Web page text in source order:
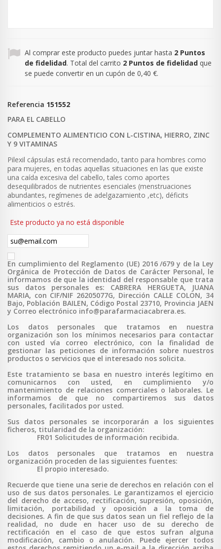
Al comprar este producto puedes juntar hasta 2 Puntos
de fidelidad. Total del carrito 2 Puntos de fidelidad que
se puede convertir en un cupón de 0,40 €.
Referencia 151552
PARA EL CABELLO
COMPLEMENTO ALIMENTICIO CON L-CISTINA, HIERRO, ZINC
Y 9 VITAMINAS
Pilexil cápsulas está recomendado, tanto para hombres como
para mujeres, en todas aquellas situaciones en las que existe
una caída excesiva del cabello, tales como aportes
desequilibrados de nutrientes esenciales (menstruaciones
abundantes, regímenes de adelgazamiento ,etc), déficits
alimenticios o estrés.
Este producto ya no está disponible
En cumplimiento del Reglamento (UE) 2016 /679 y de la Ley
Orgánica de Protección de Datos de Carácter Personal, le
informamos de que la identidad del responsable que trata
sus datos personales es: CABRERA HERGUETA, JUANA
MARIA, con CIF/NIF 26205077G, Dirección CALLE COLON, 34
Bajo, Población BAILEN, Código Postal 23710, Provincia JAEN
y Correo electrónico info@parafarmaciacabrera.es.
Los datos personales que tratamos en nuestra
organización son los mínimos necesarios para contactar
con usted vía correo electrónico, con la finalidad de
gestionar las peticiones de información sobre nuestros
productos o servicios que el interesado nos solicita.
Este tratamiento se basa en nuestro interés legítimo en
comunicarnos con usted, en cumplimiento y/o
mantenimiento de relaciones comerciales o laborales. Le
informamos de que no compartiremos sus datos
personales, facilitados por usted.
Sus datos personales se incorporarán a los siguientes
ficheros, titularidad de la organización:
FR01 Solicitudes de información recibida.
Los datos personales que tratamos en nuestra
organización proceden de las siguientes fuentes:
El propio interesado.
Recuerde que tiene una serie de derechos en relación con el
uso de sus datos personales. Le garantizamos el ejercicio
del derecho de acceso, rectificación, supresión, oposición,
limitación, portabilidad y oposición a la toma de
decisiones. A fin de que sus datos sean un fiel reflejo de la
realidad, no dude en hacer uso de su derecho de
rectificación en el caso de que estos sufran alguna
modificación, cambio o anulación. Puede ejercer todos